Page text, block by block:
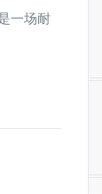
一场耐